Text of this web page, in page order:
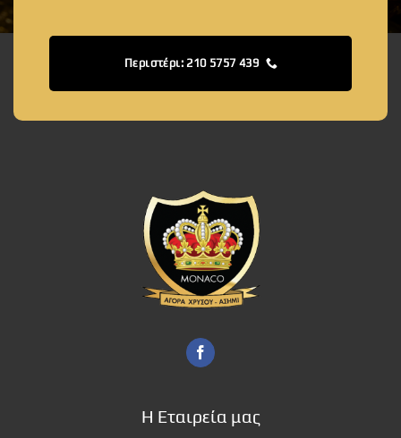
Περιστέρι: 210 5757 439
Η Εταιρεία μας